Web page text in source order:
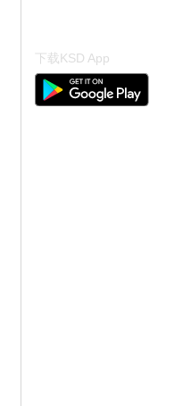
下载KSD App